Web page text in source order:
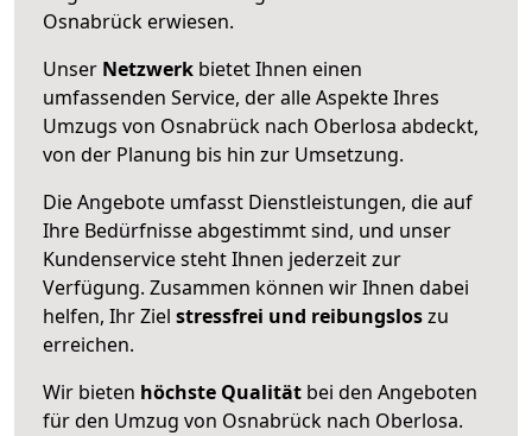
Osnabrück erwiesen.
Unser Netzwerk bietet Ihnen einen
umfassenden Service, der alle Aspekte Ihres
Umzugs von Osnabrück nach Oberlosa abdeckt,
von der Planung bis hin zur Umsetzung.
Die Angebote umfasst Dienstleistungen, die auf
Ihre Bedürfnisse abgestimmt sind, und unser
Kundenservice steht Ihnen jederzeit zur
Verfügung. Zusammen können wir Ihnen dabei
helfen, Ihr Ziel stressfrei und reibungsloszu
erreichen.
Wir bieten höchste Qualität bei den Angeboten
für den Umzug von Osnabrück nach Oberlosa.